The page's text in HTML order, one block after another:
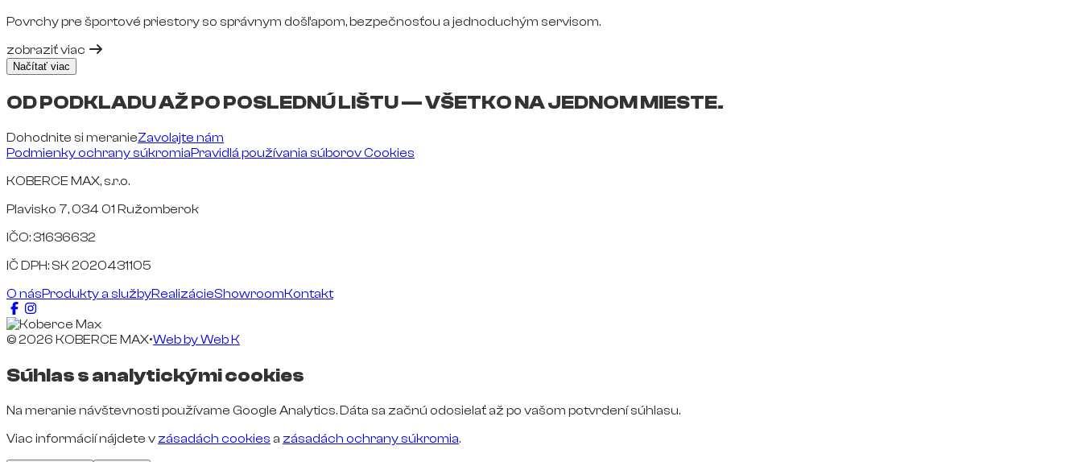
Povrchy pre športové priestory so správnym došľapom, bezpečnosťou a jednoduchým servisom.
zobraziť viac
Načítať viac
OD PODKLADU AŽ PO POSLEDNÚ LIŠTU — VŠETKO NA JEDNOM MIESTE.
Dohodnite si meranieZavolajte nám
Podmienky ochrany súkromiaPravidlá používania súborov Cookies
KOBERCE MAX, s.r.o.
Plavisko 7, 034 01 Ružomberok
IČO: 31636632
IČ DPH: SK 2020431105
O násProdukty a službyRealizácieShowroomKontakt
© 2026 KOBERCE MAX•Web byWeb K
Súhlas s analytickými cookies
Na meranie návštevnosti používame Google Analytics. Dáta sa začnú odosielať až po vašom potvrdení súhlasu.
Viac informácií nájdete v zásadách cookies a zásadách ochrany súkromia.